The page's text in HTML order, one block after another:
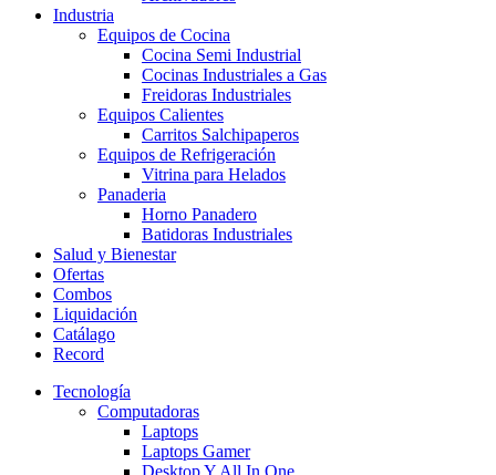
Industria
Equipos de Cocina
Cocina Semi Industrial
Cocinas Industriales a Gas
Freidoras Industriales
Equipos Calientes
Carritos Salchipaperos
Equipos de Refrigeración
Vitrina para Helados
Panaderia
Horno Panadero
Batidoras Industriales
Salud y Bienestar
Ofertas
Combos
Liquidación
Catálago
Record
Tecnología
Computadoras
Laptops
Laptops Gamer